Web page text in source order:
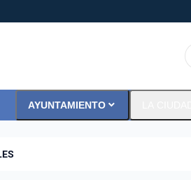
AYUNTAMIENTO expand_more